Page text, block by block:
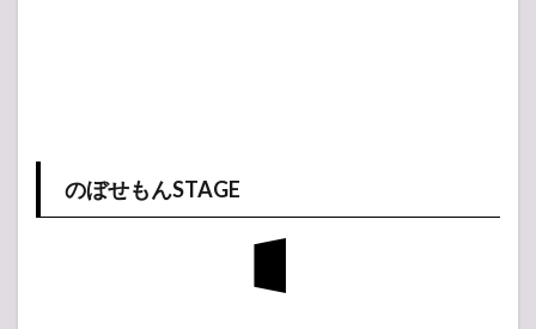
のぼせもんSTAGE